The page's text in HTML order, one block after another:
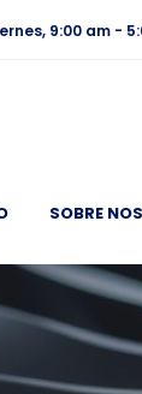
9:00 am -
SOBRE